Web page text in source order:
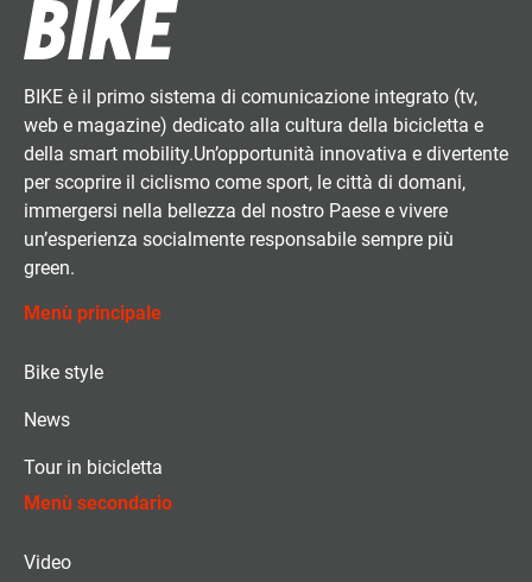
BIKE è il primo sistema di comunicazione integrato (tv,
web e magazine) dedicato alla cultura della bicicletta e
della smart mobility.Un’opportunità innovativa e divertente
per scoprire il ciclismo come sport, le città di domani,
immergersi nella bellezza del nostro Paese e vivere
un’esperienza socialmente responsabile sempre più
green.
Menù principale
Bike style
News
Tour in bicicletta
Menù secondario
Video